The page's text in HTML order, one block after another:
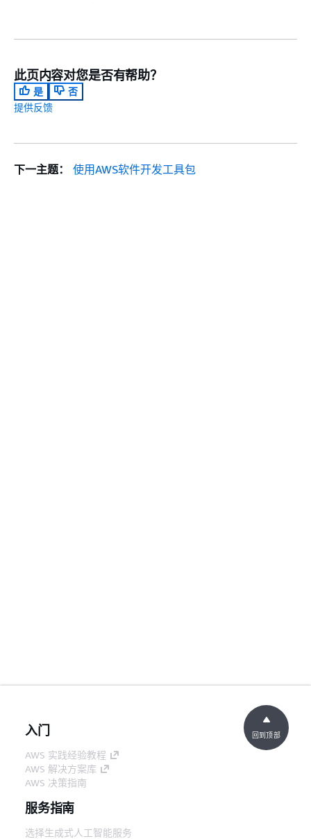
此页内容对您是否有帮助？
是
否
提供反馈
下一主题： 使用AWS软件开发工具包
入门
AWS 实践经验教程
AWS 解决方案库
AWS 决策指南
服务指南
选择生成式人工智能服务
回到顶部